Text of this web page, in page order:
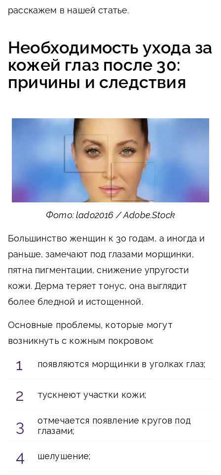
расскажем в нашей статье.
Необходимость ухода за
кожей глаз после 30:
причины и следствия
Фото: lado2016 / Adobe.Stock
Большинство женщин к 30 годам, а иногда и
раньше, замечают под глазами морщинки,
пятна пигментации, снижение упругости
кожи. Дерма теряет тонус, она выглядит
более бледной и истощенной.
Основные проблемы, которые могут
возникнуть с кожным покровом:
появляются морщинки в уголках глаз;
тускнеют участки кожи;
отмечается появление кругов под
глазами;
шелушение;